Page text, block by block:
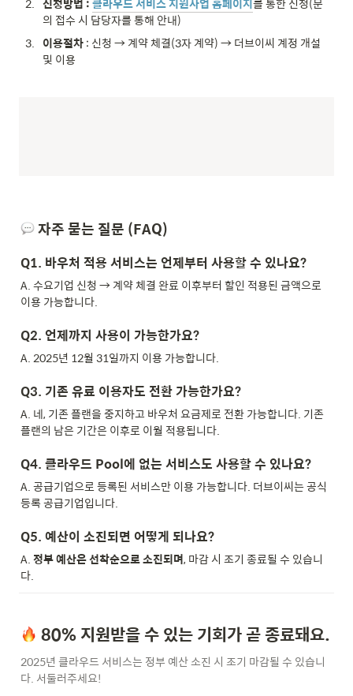
의 접수 시 담당자를 통해 안내)
3. 이용절차 : 신청 → 계약 체결(3자 계약) → 더브이씨 계정 개설
및 이용
자주 묻는 질문 (FAQ)
Q1. 바우처 적용 서비스는 언제부터 사용할 수 있나요?
A. 수요기업 신청 → 계약 체결 완료 이후부터 할인 적용된 금액으로
이용 가능합니다.
Q2. 언제까지 사용이 가능한가요?
A. 2025년 12월 31일까지 이용 가능합니다.
Q3. 기존 유료 이용자도 전환 가능한가요?
A. 네, 기존 플랜을 중지하고 바우처 요금제로 전환 가능합니다. 기존
플랜의 남은 기간은 이후로 이월 적용됩니다.
Q4. 클라우드 Pool에 없는 서비스도 사용할 수 있나요?
A. 공급기업으로 등록된 서비스만 이용 가능합니다. 더브이씨는 공식
등록 공급기업입니다.
Q5. 예산이 소진되면 어떻게 되나요?
A. 정부 예산은 선착순으로 소진되며, 마감 시 조기 종료될 수 있습니
다.
80% 지원받을 수 있는 기회가 곧 종료돼요.
2025년 클라우드 서비스는 정부 예산 소진 시 조기 마감될 수 있습니
다. 서둘러주세요!